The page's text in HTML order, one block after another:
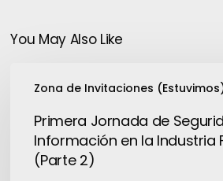
You May Also Like
Zona de Invitaciones
Jornada
Seguridad
Primera Jornada de
Información en la Industria
(Parte 2)